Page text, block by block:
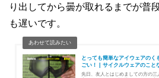
り出してから曇が取れるまでが普
も遅いです。
とっても簡単なアイウェアの
ごい！ | サイクルウェアのこ
先日、友人とはじめましての方の